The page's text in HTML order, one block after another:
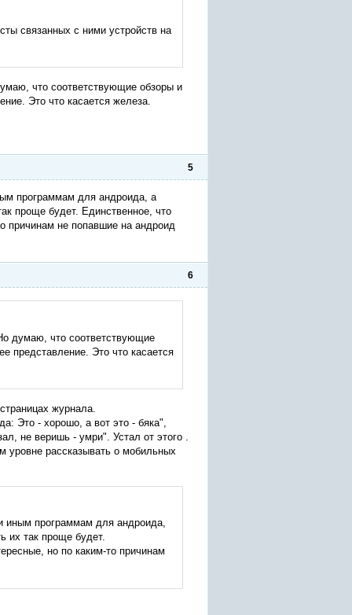
связанных с ними устройств на
что соответствующие обзоры и
Это что касается железа.
5
программам для андроида, а
проще будет. Единственное, что
причинам не попавшие на андроид
6
думаю, что соответствующие
представление. Это что касается
журнала.
Это - хорошо, а вот это - бяка",
не веришь - умри". Устал от этого .
уровне рассказывать о мобильных
иным программам для андроида,
их так проще будет.
но по каким-то причинам